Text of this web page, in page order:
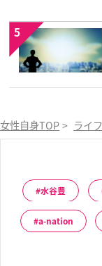
5
女性自身TOP > ライフ
水谷豊
a-nation